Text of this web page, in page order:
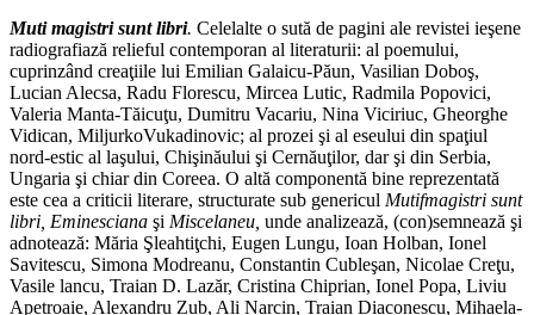
Muti magistri sunt libri. Celelalte o sută de pagini ale revistei ieşene
radiografiază relieful contemporan al literaturii: al poemului,
cuprinzând creaţiile lui Emilian Galaicu-Păun, Vasilian Doboş,
Lucian Alecsa, Radu Florescu, Mircea Lutic, Radmila Popovici,
Valeria Manta-Tăicuţu, Dumitru Vacariu, Nina Viciriuc, Gheorghe
Vidican, MiljurkoVukadinovic; al prozei şi al eseului din spaţiul
nord-estic al laşului, Chişinăului şi Cernăuţilor, dar şi din Serbia,
Ungaria şi chiar din Coreea. O altă componentă bine reprezentată
este cea a criticii literare, structurate sub genericul Mutifmagistri sunt
libri, Eminesciana şi Miscelaneu, unde analizează, (con)semnează şi
adnotează: Măria Şleahtiţchi, Eugen Lungu, Ioan Holban, Ionel
Savitescu, Simona Modreanu, Constantin Cubleşan, Nicolae Creţu,
Vasile lancu, Traian D. Lazăr, Cristina Chiprian, Ionel Popa, Liviu
Apetroaie, Alexandru Zub, Ali Narcin, Traian Diaconescu, Mihaela-